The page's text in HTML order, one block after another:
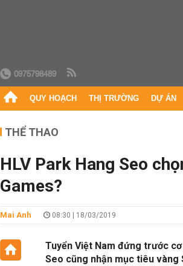
0975798489
QUY HOẠCH THỊ TRƯỜNG DỰ ÁN
THỂ THAO
HLV Park Hang Seo
Games?
Mai Anh 08:30 | 18/03/2019
Tuyển Việt Nam đứng trước
Seo cũng nhận mục tiêu vàng